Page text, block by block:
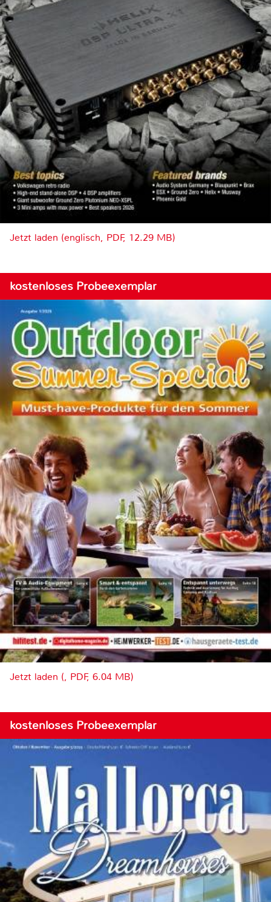
Jetzt laden (englisch, PDF, 12.29 MB)
kostenloses Probeexemplar
Jetzt laden (, PDF, 6.04 MB)
kostenloses Probeexemplar